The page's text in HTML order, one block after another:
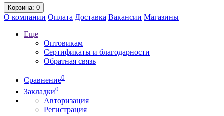
Корзина: 0
О компании Оплата Доставка Вакансии Магазины
Еще
Оптовикам
Сертификаты и благодарности
Обратная связь
Сравнение0
Закладки0
Авторизация
Регистрация